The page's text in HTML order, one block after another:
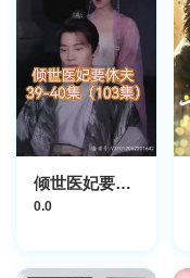
倾世医妃要休夫
0.0